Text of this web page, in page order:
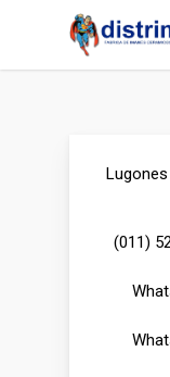
content
Lugones
(011)